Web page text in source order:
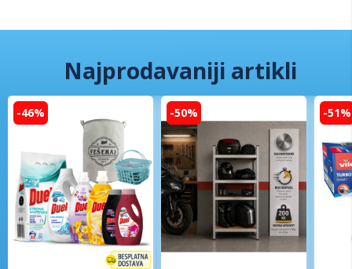
Najprodavaniji artikli
-46% -50% -51%